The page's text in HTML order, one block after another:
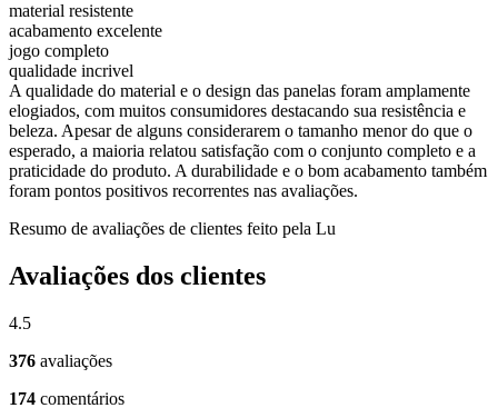
material resistente
acabamento excelente
jogo completo
qualidade incrivel
A qualidade do material e o design das panelas foram amplamente
elogiados, com muitos consumidores destacando sua resistência e
beleza. Apesar de alguns considerarem o tamanho menor do que o
esperado, a maioria relatou satisfação com o conjunto completo e a
praticidade do produto. A durabilidade e o bom acabamento também
foram pontos positivos recorrentes nas avaliações.
Resumo de avaliações de clientes feito pela Lu
Avaliações dos clientes
4.5
376 avaliações
174 comentários